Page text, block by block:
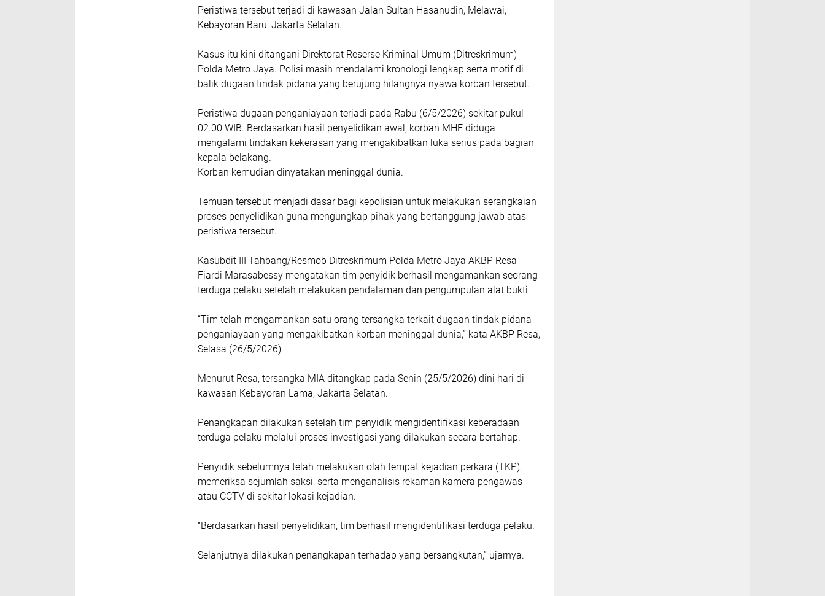
Peristiwa tersebut terjadi di kawasan Jalan Sultan Hasanudin, Melawai,
Kebayoran Baru, Jakarta Selatan.
Kasus itu kini ditangani Direktorat Reserse Kriminal Umum (Ditreskrimum)
Polda Metro Jaya. Polisi masih mendalami kronologi lengkap serta motif di
balik dugaan tindak pidana yang berujung hilangnya nyawa korban tersebut.
Peristiwa dugaan penganiayaan terjadi pada Rabu (6/5/2026) sekitar pukul
02.00 WIB. Berdasarkan hasil penyelidikan awal, korban MHF diduga
mengalami tindakan kekerasan yang mengakibatkan luka serius pada bagian
kepala belakang.
‎Korban kemudian dinyatakan meninggal dunia.
Temuan tersebut menjadi dasar bagi kepolisian untuk melakukan serangkaian
proses penyelidikan guna mengungkap pihak yang bertanggung jawab atas
peristiwa tersebut.
Kasubdit III Tahbang/Resmob Ditreskrimum Polda Metro Jaya AKBP Resa
Fiardi Marasabessy mengatakan tim penyidik berhasil mengamankan seorang
terduga pelaku setelah melakukan pendalaman dan pengumpulan alat bukti.
“Tim telah mengamankan satu orang tersangka terkait dugaan tindak pidana
penganiayaan yang mengakibatkan korban meninggal dunia,” kata AKBP Resa,
Selasa (26/5/2026).
Menurut Resa, tersangka MIA ditangkap pada Senin (25/5/2026) dini hari di
kawasan Kebayoran Lama, Jakarta Selatan.
Penangkapan dilakukan setelah tim penyidik mengidentifikasi keberadaan
terduga pelaku melalui proses investigasi yang dilakukan secara bertahap.
Penyidik sebelumnya telah melakukan olah tempat kejadian perkara (TKP),
memeriksa sejumlah saksi, serta menganalisis rekaman kamera pengawas
atau CCTV di sekitar lokasi kejadian.
“Berdasarkan hasil penyelidikan, tim berhasil mengidentifikasi terduga pelaku.
Selanjutnya dilakukan penangkapan terhadap yang bersangkutan,” ujarnya.